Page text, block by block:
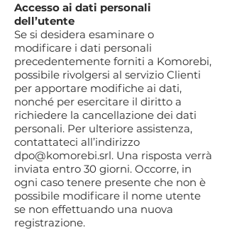
Accesso ai dati personali
dell’utente
Se si desidera esaminare o
modificare i dati personali
precedentemente forniti a Komorebi,
possibile rivolgersi al servizio Clienti
per apportare modifiche ai dati,
nonché per esercitare il diritto a
richiedere la cancellazione dei dati
personali. Per ulteriore assistenza,
contattateci all’indirizzo
dpo@komorebi.srl. Una risposta verrà
inviata entro 30 giorni. Occorre, in
ogni caso tenere presente che non è
possibile modificare il nome utente
se non effettuando una nuova
registrazione.